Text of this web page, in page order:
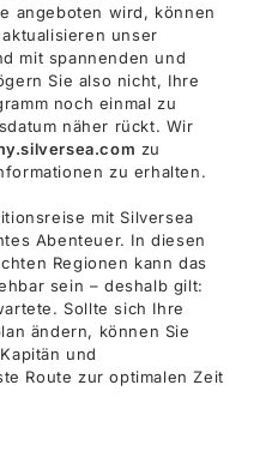
angeboten wird, können
unser
mit spannenden und
Sie also nicht, Ihre
noch einmal zu
näher rückt. Wir
zu
zu erhalten.
mit Silversea
Abenteuer. In diesen
Regionen kann das
sein – deshalb gilt:
Sollte sich Ihre
ändern, können Sie
und
Route zur optimalen Zeit